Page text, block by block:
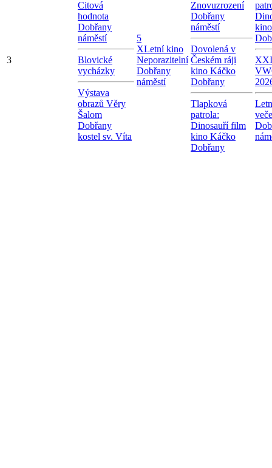
3
Citová
hodnota
Dobřany
náměstí
Blovické
vycházky
Výstava
obrazů Věry
Šalom
Dobřany
kostel sv. Víta
5
XLetní kino
Neporazitelní
Dobřany
náměstí
Znovuzrození
Dobřany
náměstí
Dovolená v
Českém ráji
kino Káčko
Dobřany
Tlapková
patrola:
Dinosauří film
kino Káčko
Dobřany